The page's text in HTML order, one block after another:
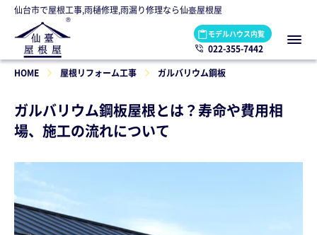
仙台市で屋根工事,雨樋修理,雨漏り修理なら仙臺屋根屋
022-355-7442
モデルハウス内覧
HOME 屋根リフォーム工事 ガルバリウム鋼板
ガルバリウム鋼板屋根とは？寿命や費用相
場、施工の流れについて